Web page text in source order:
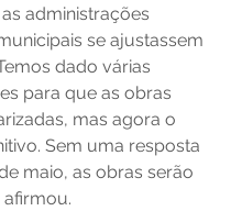
administrações
se ajustassem
dado várias
para que as obras
mas agora o
Sem uma resposta
maio, as obras serão
afirmou.